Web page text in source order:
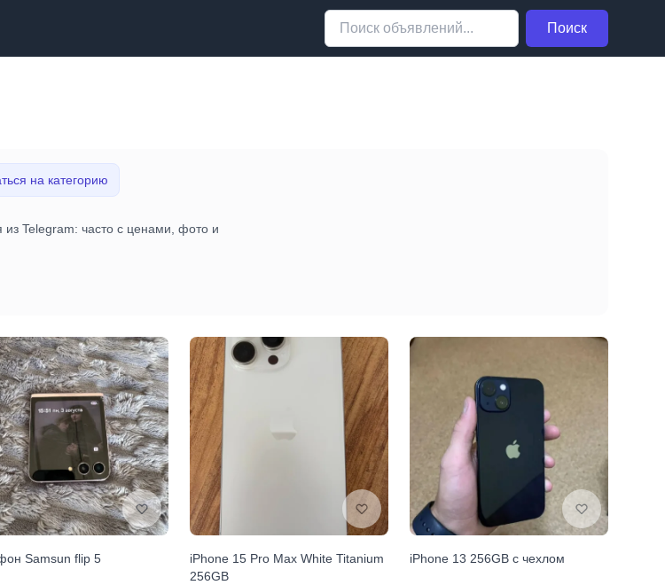
Поиск
на категорию
Telegram: часто с ценами, фото и
Samsun flip 5
iPhone 15 Pro Max White Titanium
256GB
iPhone 13 256GB с чехлом